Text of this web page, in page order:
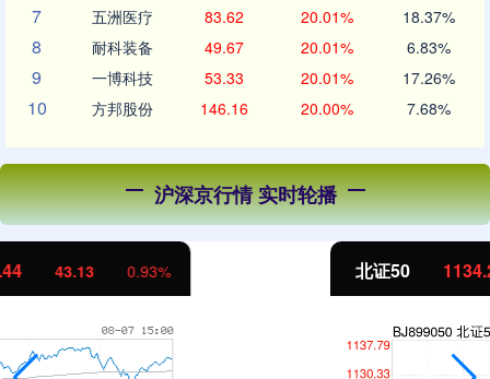
7 五洲医疗 83.62 20.01% 18.37%
8 耐科装备 49.67 20.01% 6.83%
9 一博科技 53.33 20.01% 17.26%
10 方邦股份 146.16 20.00% 7.68%
沪深京行情 实时轮播
北证50 1.01%